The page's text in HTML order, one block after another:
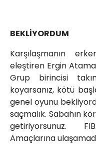
BEKLİYORDUM
Karşılaşmanın
eleştiren Ergin
Grup birincisi
koyarsanız, kötü
genel oyunu
saçmalık. Sabahın
getiriyorsunuz.
Amaçlarına